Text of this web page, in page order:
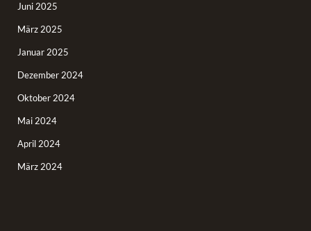
Juni 2025
März 2025
Januar 2025
Dezember 2024
Oktober 2024
Mai 2024
April 2024
März 2024